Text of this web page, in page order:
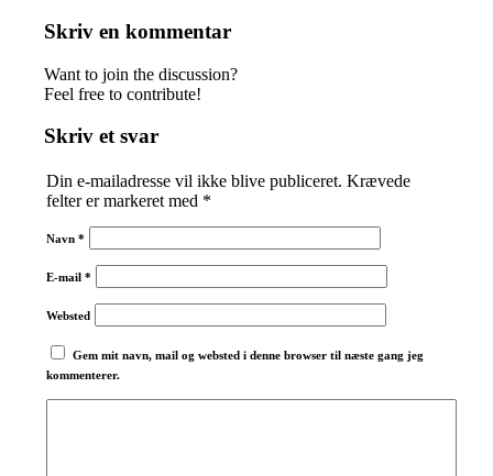
Skriv en kommentar
Want to join the discussion?
Feel free to contribute!
Skriv et svar
Din e-mailadresse vil ikke blive publiceret. Krævede
felter er markeret med *
Navn*
E-mail*
Websted
Gem mit navn, mail og websted i denne browser til næste gang jeg
kommenterer.